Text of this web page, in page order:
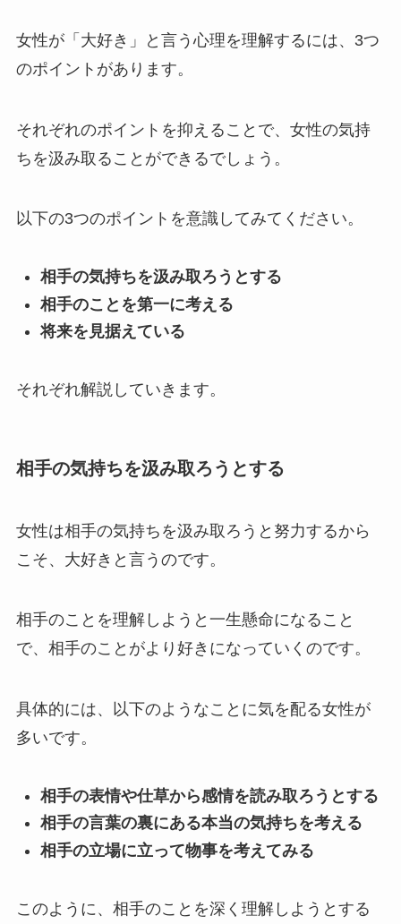
女性が「大好き」と言う心理を理解するには、3つ
のポイントがあります。
それぞれのポイントを抑えることで、女性の気持
ちを汲み取ることができるでしょう。
以下の3つのポイントを意識してみてください。
相手の気持ちを汲み取ろうとする
相手のことを第一に考える
将来を見据えている
それぞれ解説していきます。
相手の気持ちを汲み取ろうとする
女性は相手の気持ちを汲み取ろうと努力するから
こそ、大好きと言うのです。
相手のことを理解しようと一生懸命になること
で、相手のことがより好きになっていくのです。
具体的には、以下のようなことに気を配る女性が
多いです。
相手の表情や仕草から感情を読み取ろうとする
相手の言葉の裏にある本当の気持ちを考える
相手の立場に立って物事を考えてみる
このように、相手のことを深く理解しようとする